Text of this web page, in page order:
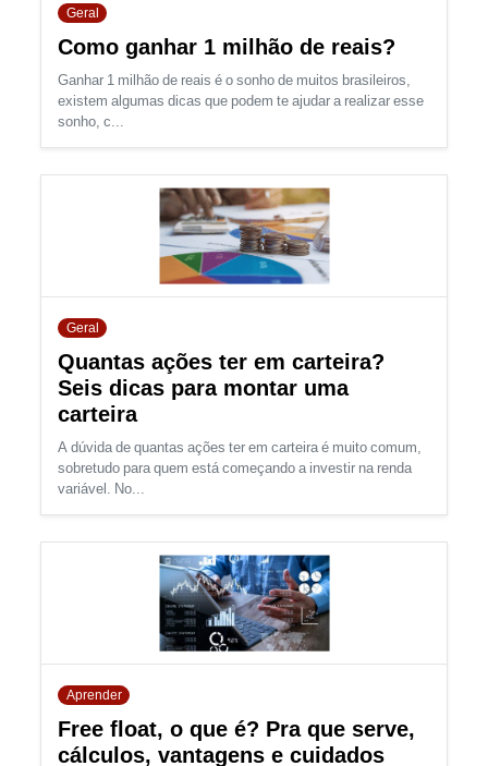
Geral
Como ganhar 1 milhão de reais?
Ganhar 1 milhão de reais é o sonho de muitos brasileiros,
existem algumas dicas que podem te ajudar a realizar esse
sonho, c...
Geral
Quantas ações ter em carteira?
Seis dicas para montar uma
carteira
A dúvida de quantas ações ter em carteira é muito comum,
sobretudo para quem está começando a investir na renda
variável. No...
Aprender
Free float, o que é? Pra que serve,
cálculos, vantagens e cuidados